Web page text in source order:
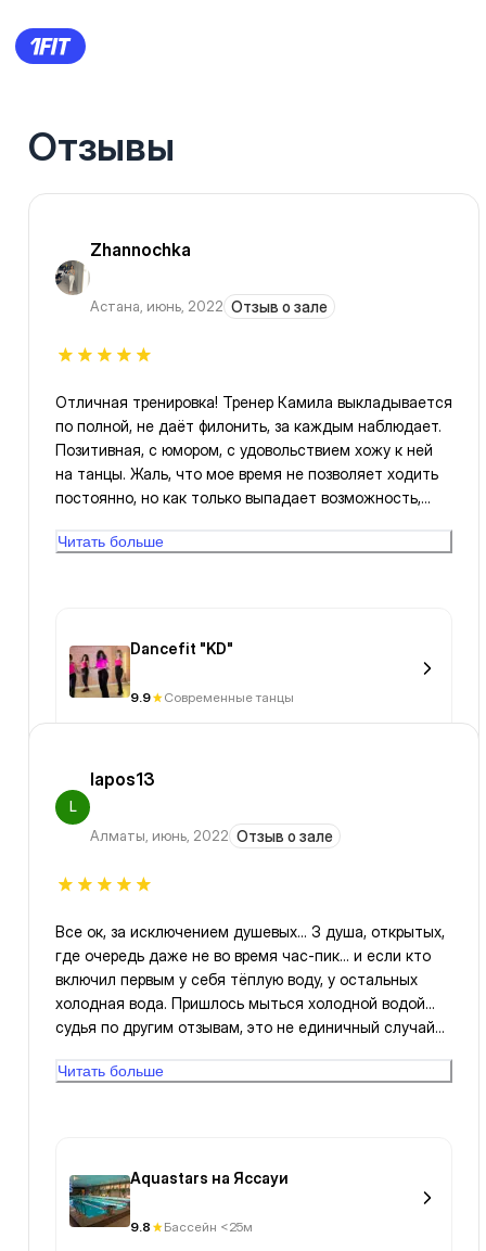
Отзывы
Zhannochka
Астана, июнь, 2022 Отзыв о зале
Отличная тренировка! Тренер Камила выкладывается
по полной, не даёт филонить, за каждым наблюдает.
Позитивная, с юмором, с удовольствием хожу к ней
на танцы. Жаль, что мое время не позволяет ходить
постоянно, но как только выпадает возможность,
и прокачать женственность 😊
Читать больше
Dancefit "KD"
9.9 Современные танцы
L
lapos13
Алматы, июнь, 2022 Отзыв о зале
Все ок, за исключением душевых… 3 душа, открытых,
где очередь даже не во время час-пик… и если кто
включил первым у себя тёплую воду, у остальных
холодная вода. Пришлось мыться холодной водой…
судья по другим отзывам, это не единичный случай…
бассейн хороший, 5 дорожек 2 из них было занято
Читать больше
Aquastars на Яссауи
9.8 Бассейн <25м